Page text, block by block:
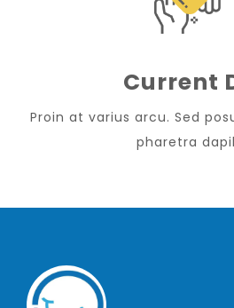
Current
Proin at varius arcu. Sed
pharetra